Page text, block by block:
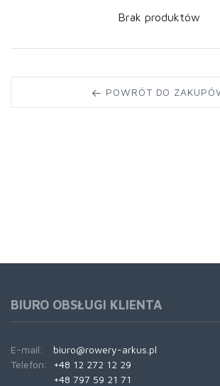
Brak produktów
POWRÓT DO
BIURO OBSŁUGI KLIENTA
E-mail:
biuro@rowery-arkus.pl
Telefon:
+48 12 272 12 29
+48 797 59 21 71